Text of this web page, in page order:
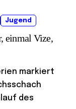
Jugend
einmal Vize,
markiert
des